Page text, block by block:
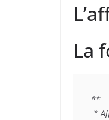
La
**
*